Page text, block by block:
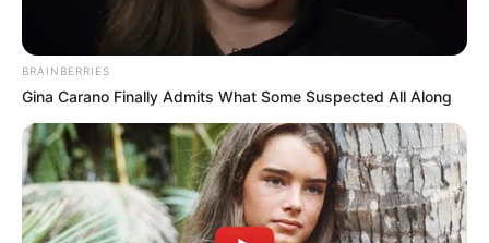
BRAINBERRIES
Gina Carano Finally Admits What Some Suspected All Along